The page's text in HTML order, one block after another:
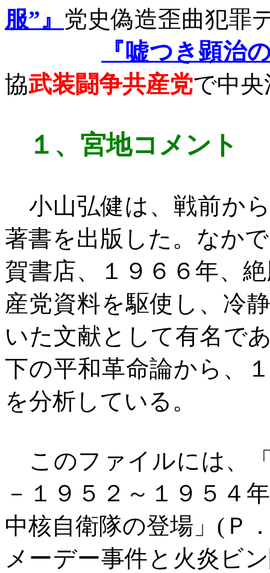
服”』 党史偽造歪曲犯罪
『嘘つき顕治
協武装闘争共産党で中
１、 宮地コメント
小山弘健は、戦前か
著書を出版した。なか
賀書店、１９６６年、
産党資料を駆使し、冷
いた文献として有名で
下の平和革命論から、
を分析している。
このファイルには、
－１９５２～１９５４
中核自衛隊の登場」 ( Ｐ
メーデー事件と火炎ビ